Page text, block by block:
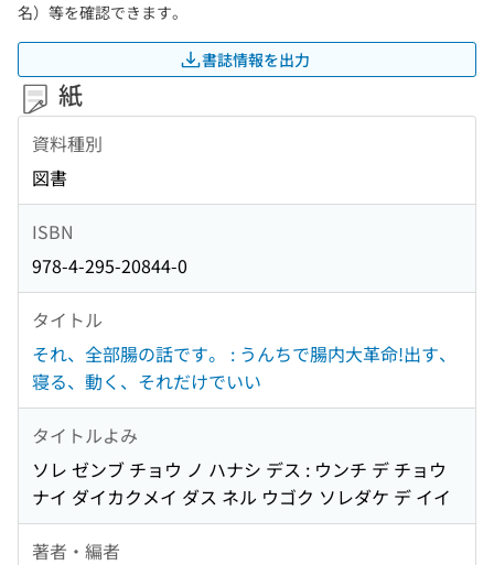
名）等を確認できます。
書誌情報を出力
紙
資料種別
図書
ISBN
978-4-295-20844-0
タイトル
それ、全部腸の話です。 : うんちで腸内大革命!出す、
寝る、動く、それだけでいい
タイトルよみ
ソレ ゼンブ チョウ ノ ハナシ デス : ウンチ デ チョウ
ナイ ダイカクメイ ダス ネル ウゴク ソレダケ デ イイ
著者・編者